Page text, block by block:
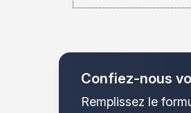
Confiez-nous
Remplissez le